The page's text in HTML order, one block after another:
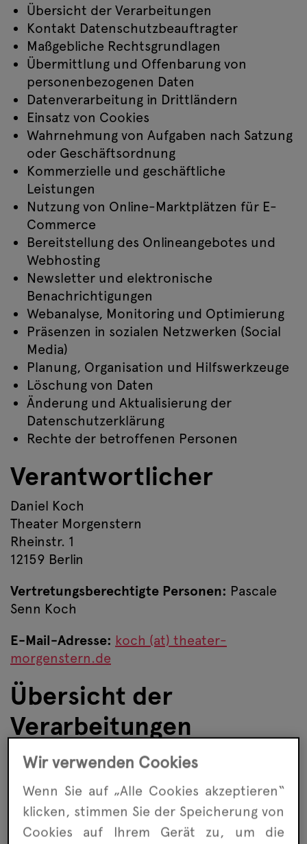
Übersicht der Verarbeitungen
Kontakt Datenschutzbeauftragter
Maßgebliche Rechtsgrundlagen
Übermittlung und Offenbarung von
personenbezogenen Daten
Datenverarbeitung in Drittländern
Einsatz von Cookies
Wahrnehmung von Aufgaben nach Satzung
oder Geschäftsordnung
Kommerzielle und geschäftliche
Leistungen
Nutzung von Online-Marktplätzen für E-
Commerce
Bereitstellung des Onlineangebotes und
Webhosting
Newsletter und elektronische
Benachrichtigungen
Webanalyse, Monitoring und Optimierung
Präsenzen in sozialen Netzwerken (Social
Media)
Planung, Organisation und Hilfswerkzeuge
Löschung von Daten
Änderung und Aktualisierung der
Datenschutzerklärung
Rechte der betroffenen Personen
Verantwortlicher
Daniel Koch
Theater Morgenstern
Rheinstr. 1
12159 Berlin
Vertretungsberechtigte Personen: Pascale
Senn Koch
E-Mail-Adresse: koch (at) theater-
morgenstern.de
Übersicht der
Verarbeitungen
Die nachfolgende Übersicht fasst die Arten
der verarbeiteten Daten und die Zwecke ihrer
Verarbeitung zusammen und verweist auf die
betroffenen Personen.
Wir verwenden Cookies
Wenn Sie auf „Alle Cookies akzeptieren“
klicken, stimmen Sie der Speicherung von
Cookies auf Ihrem Gerät zu, um die